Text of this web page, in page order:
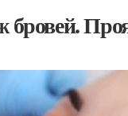
бровей.